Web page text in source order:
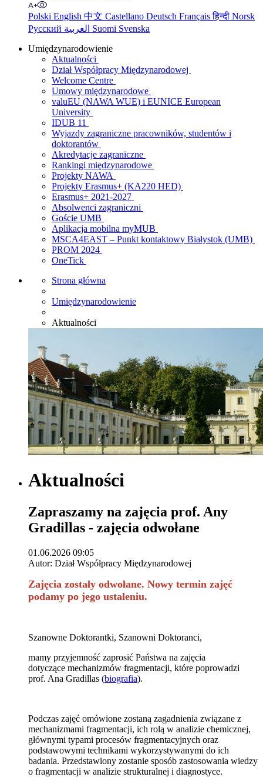
Polski English 中文 Castellano Deutsch Françaisहिन्दी Norsk
Русский
Suomi Svenska
Umiędzynarodowienie
Aktualności
Dział Współpracy Międzynarodowej
Welcome Centre
Umowy międzynarodowe
valuEU (NAWA WUE) i EUNICE European
University
IDUB 11
Wyjazdy zagraniczne pracowników, studentów i
doktorantów
Akredytacje zagraniczne
Rankingi międzynarodowe
Projekty NAWA
Projekty Erasmus+ (KA220 HED)
Erasmus+ 2021-2027
Absolwenci zagraniczni
Goście UMB
Aplikacja mobilna myMUB
MSCA4EAST – Punkt kontaktowy Białystok (UMB)
PROM 2024
OneTick
Strona główna
Umiędzynarodowienie
Aktualności
Aktualności
Zapraszamy na zajęcia prof. Any
Gradillas - zajęcia odwołane
01.06.2026 09:05
Autor: Dział Współpracy Międzynarodowej
Zajęcia zostały odwołane. Nowy termin zajęć
podamy po jego ustaleniu.
Szanowne Doktorantki, Szanowni Doktoranci,
mamy przyjemność zaprosić Państwa na zajęcia
dotyczące mechanizmów fragmentacji, które poprowadzi
prof. Ana Gradillas (biografia).
Podczas zajęć omówione zostaną zagadnienia związane z
mechanizmami fragmentacji, ich rolą w analizie chemicznej,
głównymi typami procesów fragmentacyjnych oraz
podstawowymi technikami wykorzystywanymi do ich
badania. Przedstawiony zostanie sposób zastosowania wiedzy
o fragmentacji w analizie strukturalnej i diagnostyce.